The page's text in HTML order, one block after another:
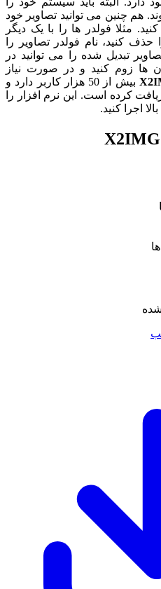
هم چنین می توانید تصاویر خود
مثلا فولدر ها را با یک دیگر
کنید، نام فولدر تصاویر را
تبدیل شده را می توانید در
ها زوم کنید و در صورت نیاز
بیش از 50 هزار کاربر دارد و
امتیاز 4.6 از 5 را دریافت کرده است. این نرم افزار را